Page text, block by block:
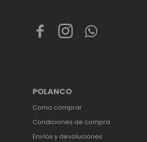
  
POLANCO
Como comprar
Condiciones de compra
Envíos y devoluciones